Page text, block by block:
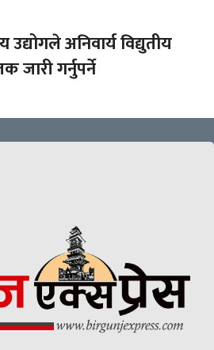
उद्योगले अनिवार्य विद्युतीय
जारी गर्नुपर्ने